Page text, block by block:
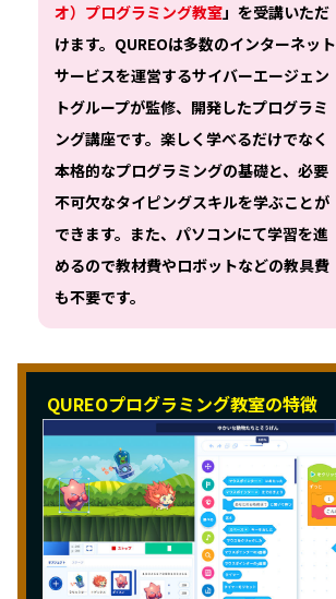
オ）プログラミング教室」を受講いただ
けます。QUREOは多数のインターネット
サービスを運営するサイバーエージェン
トグループが監修、開発したプログラミ
ング講座です。楽しく学べるだけでなく
本格的なプログラミングの基礎と、必要
不可欠なタイピングスキルを学ぶことが
できます。また、パソコンにて学習を進
めるので教材費やロボットなどの教具費
も不要です。
QUREOプログラミング教室の特徴